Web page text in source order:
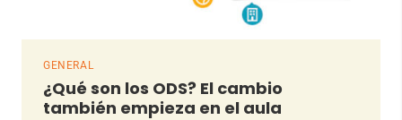
GENERAL
¿Qué son los ODS? El cambio
también empieza en el aula